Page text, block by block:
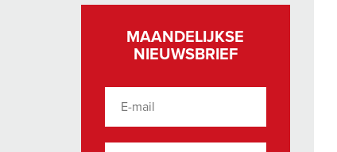
MAANDELIJKSE
NIEUWSBRIEF